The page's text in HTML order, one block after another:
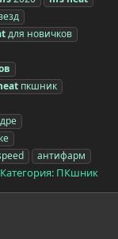
для новичков
пкшник
антифарм
Категория: ПКшник